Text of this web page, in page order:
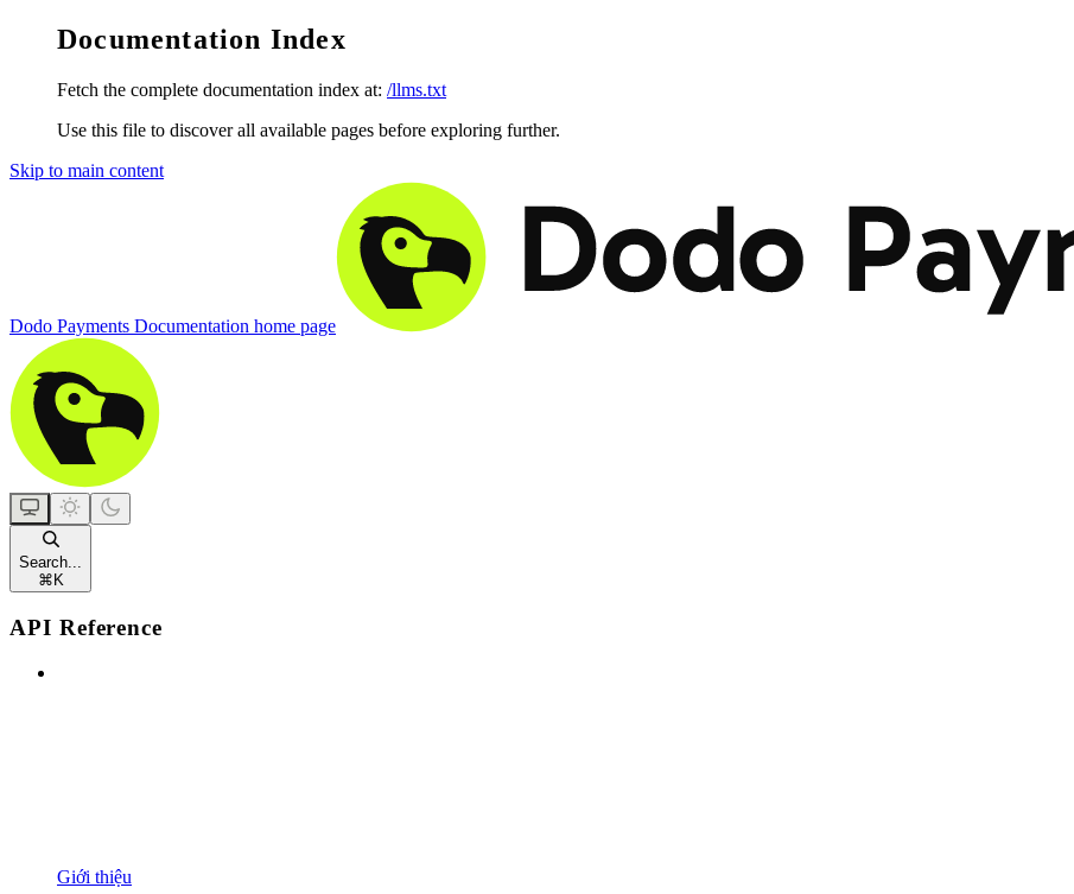
Documentation Index
Fetch the complete documentation index at: /llms.txt
Use this file to discover all available pages before exploring further.
Skip to main content
Dodo Payments Documentation home page
Search...
⌘ K
API Reference
Giới thiệu